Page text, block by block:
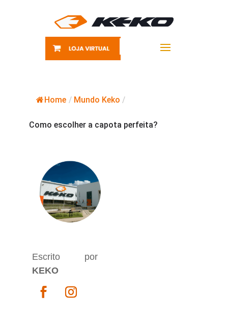
Home / Mundo Keko /
Como escolher a capota perfeita?
Escrito por
KEKO